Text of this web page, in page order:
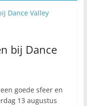
bij Dance
goede sfeer en
13 augustus